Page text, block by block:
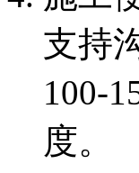
支持
100-
度。